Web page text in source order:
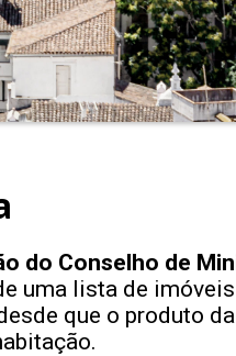
do Conselho de
uma lista de
que o produto